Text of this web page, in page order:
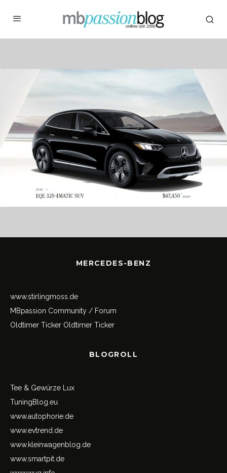
MERCEDES-BENZ
www.stirlingmoss.de
MBpassion Community / Forum
Oldtimer Ticker Oldtimer Ticker
BLOGROLL
Tee & Gewürze Lux
TuningBlog.eu
www.autophorie.de
www.evtrend.de
www.kleinwagenblog.de
www.smartpit.de